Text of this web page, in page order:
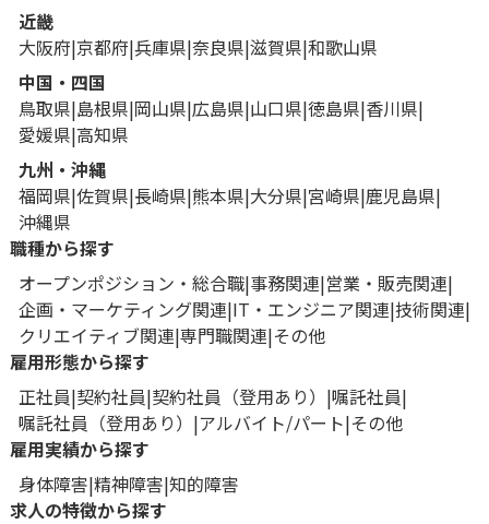
近畿
大阪府 京都府 兵庫県 奈良県 滋賀県 和歌山県
中国・四国
鳥取県 島根県 岡山県 広島県 山口県 徳島県 香川県
愛媛県 高知県
九州・沖縄
福岡県 佐賀県 長崎県 熊本県 大分県 宮崎県 鹿児島県
沖縄県
職種から探す
オープンポジション・総合職 事務関連 営業・販売関連
企画・マーケティング関連 IT・エンジニア関連 技術関連
クリエイティブ関連 専門職関連 その他
雇用形態から探す
正社員 契約社員 契約社員（登用あり）
嘱託社員
嘱託社員（登用あり）
アルバイト/パート その他
雇用実績から探す
身体障害 精神障害 知的障害
求人の特徴から探す